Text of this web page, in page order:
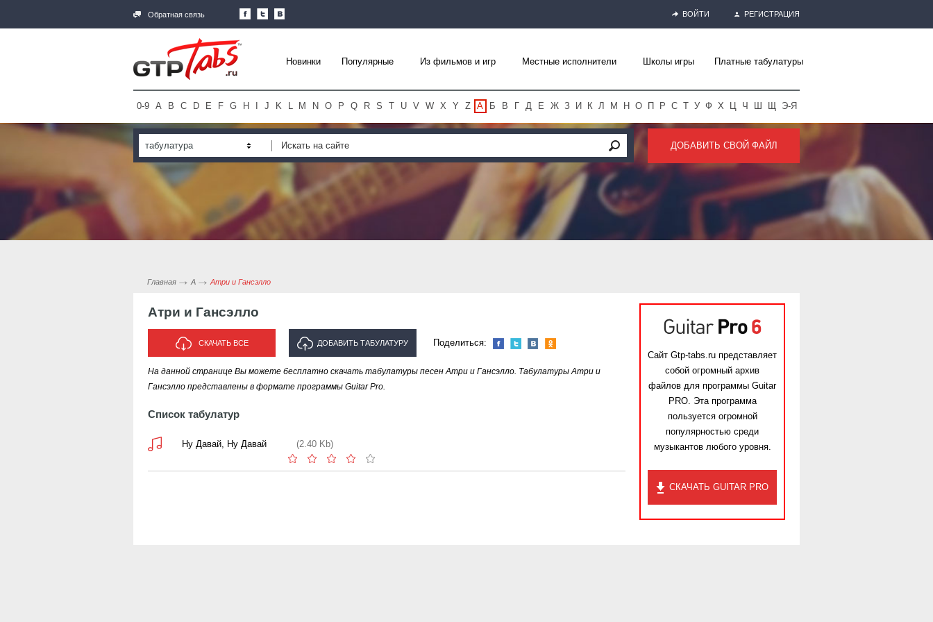
Обратная связь ВОЙТИ РЕГИСТРАЦИЯ
Новинки Популярные Из фильмов и игр Местные исполнители Школы игры Платные табулатуры
0-9 A B C D E F G H J K L M N O P Q R S T U V W X Y Z А Б В Г Д Е Ж З И К Л М Н О П Р С Т У Ф Х Ц Ч Ш Щ Э-Я
табулатура ДОБАВИТЬ СВОЙ ФАЙЛ
Главная А Атри и Гансэлло
Атри и Гансэлло
СКАЧАТЬ ВСЕ ДОБАВИТЬ ТАБУЛАТУРУ
ИСПОЛНИТЕЛЯ "АТРИ И
Поделиться:
На данной странице Вы можете бесплатно скачать табулатуры песен Атри и Гансэлло. Табулатуры Атри и
Гансэлло представлены в формате программы Guitar Pro.
Список табулатур
Ну Давай, Ну Давай (2.40 Kb)
Сайт Gtp-tabs.ru представляет
собой огромный архив
файлов для программы Guitar
PRO. Эта программа
пользуется огромной
популярностью среди
музыкантов любого уровня.
СКАЧАТЬ GUITAR PRO